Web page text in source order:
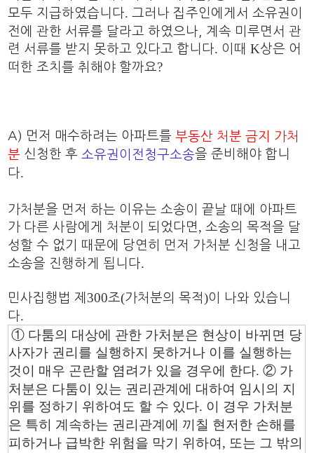
모두 지급하였습니다.그러나 집주인에게서 소유권이
전에 관한 서류를 달라고 하였으나, 계속 미루면서 관
련 서류를 받지 못하고 있다고 합니다. 이때K상은 어
떠한 조치를 취해야 할까요?
A) 먼저 매수하려는 아파트를부동산 처분 금지 가처
분 신청한 후 소유권이전청구소송을 준비해야 합니
다.
가처분을 먼저 하는 이유는 소송이 끝날 때에 아파트
가 다른 사람에게 처분이 되었다면 ,소송의 목적을 달
성할 수 없기 때문에 당연히 먼저 가처분 신청을 내고
소송을 진행하게 됩니다.
민사집행법 제 300조(가처분의 목적)이 나와 있습니
다.
① 다툼의 대상에 관한 가처분은 현상이 바뀌면 당
사자가 권리를 실행하지 못하거나 이를 실행하는
것이 매우 곤란할 염려가 있을 경우에 한다.② 가
처분은 다툼이 있는 권리관계에 대하여 임시의 지
위를 정하기 위하여도 할 수 있다. 이 경우 가처분
은 특히 계속하는 권리관계에 끼칠 현저한 손해를
피하거나 급박한 위험을 막기 위하여, 또는 그 밖의